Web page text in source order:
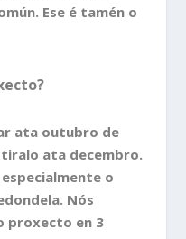
Ese é tamén o
ata outubro de
ata decembro.
o
Nós
proxecto en 3